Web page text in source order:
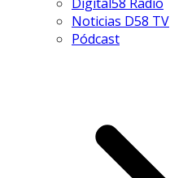
Digital58 Radio
Noticias D58 TV
Pódcast